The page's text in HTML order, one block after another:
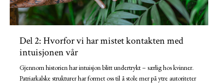
Del 2: Hvorfor vi har mistet kontakten med
intuisjonen vår
Gjennom historien har intuisjon blitt undertrykt – særlig hos kvinner.
Patriarkalske strukturer har formet oss til å stole mer på ytre autoriteter